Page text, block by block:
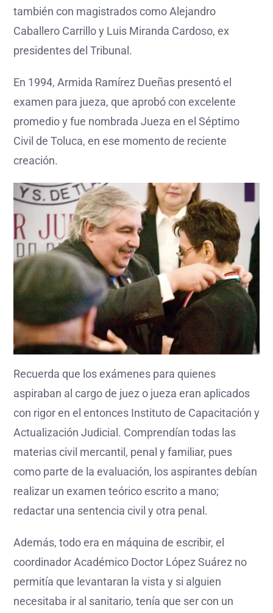
también con magistrados como Alejandro
Caballero Carrillo y Luis Miranda Cardoso, ex
presidentes del Tribunal.
En 1994, Armida Ramírez Dueñas presentó el
examen para jueza, que aprobó con excelente
promedio y fue nombrada Jueza en el Séptimo
Civil de Toluca, en ese momento de reciente
creación.
Recuerda que los exámenes para quienes
aspiraban al cargo de juez o jueza eran aplicados
con rigor en el entonces Instituto de Capacitación y
Actualización Judicial. Comprendían todas las
materias civil mercantil, penal y familiar, pues
como parte de la evaluación, los aspirantes debían
realizar un examen teórico escrito a mano;
redactar una sentencia civil y otra penal.
Además, todo era en máquina de escribir, el
coordinador Académico Doctor López Suárez no
permitía que levantaran la vista y si alguien
necesitaba ir al sanitario, tenía que ser con un